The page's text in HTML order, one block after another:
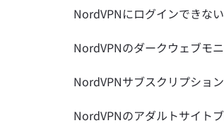
NordVPNにログインできない
NordVPNのダークウェブモ
NordVPNサブスクリプショ
NordVPNのアダルトサイト